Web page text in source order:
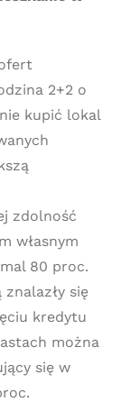
2+2 o
kupić lokal
zdolność
własnym
80 proc.
się
kredytu
można
się w